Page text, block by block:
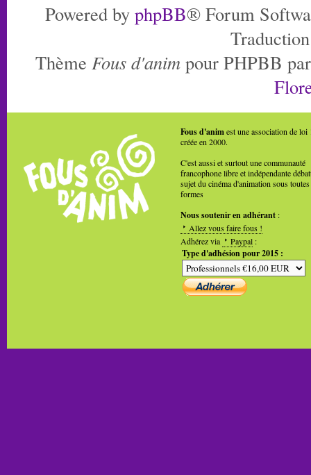
Powered by phpBB® Forum
Thème Fous d'anim pour PHPBB
Fous d'animest une association de loi
créée en 2000.
C'est aussi et surtout une communauté
francophone libre et indépendante
sujet du cinéma d'animation sous toutes
formes
Nous soutenir en adhérant :
Allez vous faire fous !
Adhérez via
Paypal :
Type d'adhésion pour 2015 :